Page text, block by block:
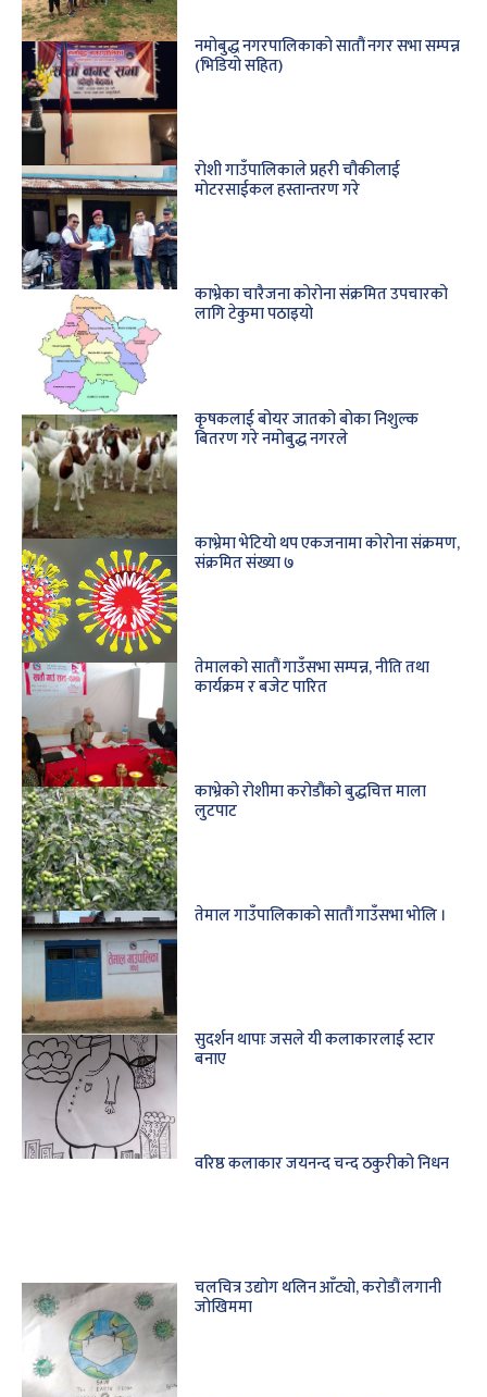
नमोबुद्ध नगरपालिकाको सातौं नगर सभा सम्पन्न
(भिडियो सहित)
रोशी गाउँपालिकाले प्रहरी चौकीलाई
मोटरसाईकल हस्तान्तरण गरे
काभ्रेका चारैजना कोरोना संक्रमित उपचारको
लागि टेकुमा पठाइयो
कृषकलाई बोयर जातको बोका निशुल्क
बितरण गरे नमोबुद्ध नगरले
काभ्रेमा भेटियो थप एकजनामा कोरोना संक्रमण,
संक्रमित संख्या ७
तेमालको सातौं गाउँसभा सम्पन्न, नीति तथा
कार्यक्रम र बजेट पारित
काभ्रेको रोशीमा करोडौंको बुद्धचित्त माला
लुटपाट
तेमाल गाउँपालिकाको सातौं गाउँसभा भोलि ।
सुदर्शन थापाः जसले यी कलाकारलाई स्टार
बनाए
वरिष्ठ कलाकार जयनन्द चन्द ठकुरीको निधन
चलचित्र उद्योग थलिन आँट्यो, करोडौं लगानी
जोखिममा